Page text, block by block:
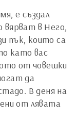
е създал
вярват в Него,
пък, които са
като вас
от човешки
да
В деня на
от лявата